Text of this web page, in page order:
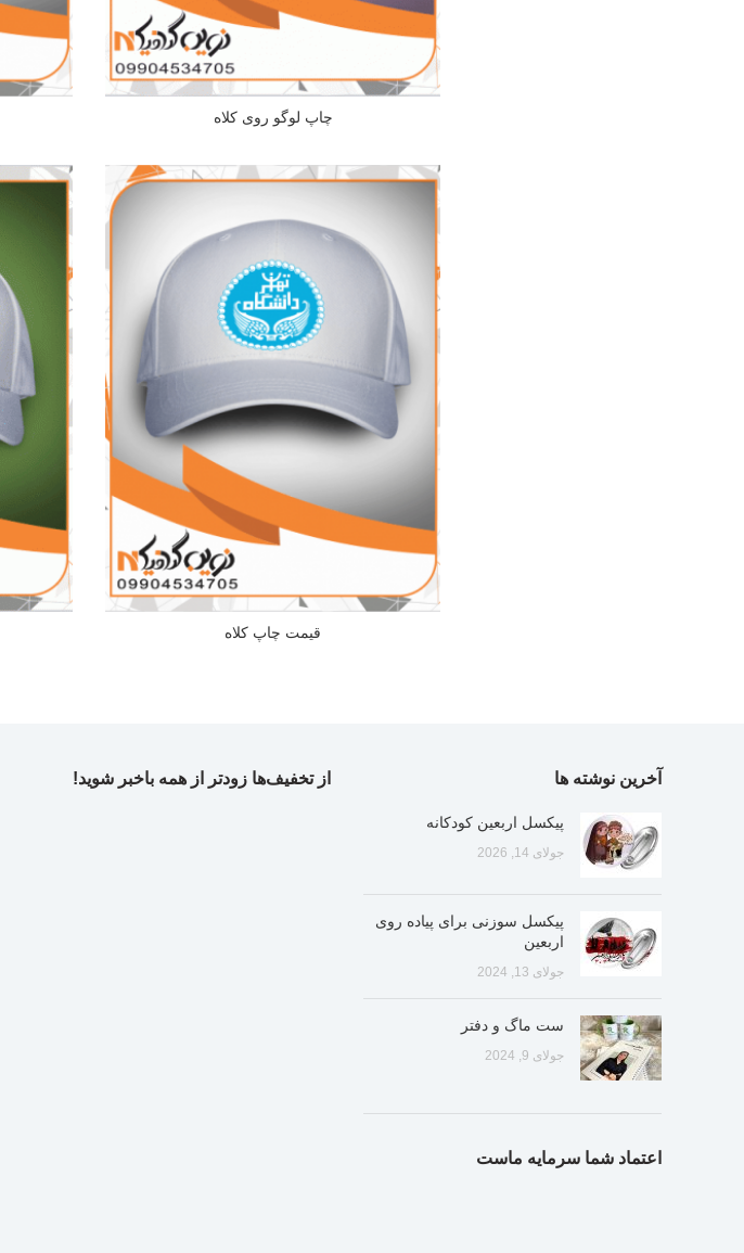
چاپ لوگو روی کلاه
قیمت چاپ کلاه
آخرین نوشته ها
پیکسل اربعین کودکانه
جولای 14, 2026
پیکسل سوزنی برای پیاده روی
اربعین
جولای 13, 2024
ست ماگ و دفتر
جولای 9, 2024
اعتماد شما سرمایه ماست
از تخفیف‌ها زودتر از همه باخبر شوید!